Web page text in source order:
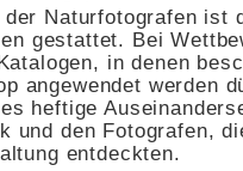
der Naturfotografen
gestattet. Bei
in denen
angewendet werden
heftige
und den Fotografen,
entdeckten.